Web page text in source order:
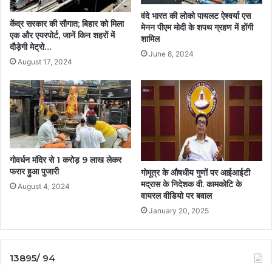
केंद्र सरकार की सौगात; बिहार को मिला
एक और एयरपोर्ट, जानें किन शहरों में
दौड़ेगी मेट्रो…
August 17, 2024
वंदे भारत की लोको पायलट ऐश्वर्या एस
मेनन पीएम मोदी के शपथ ग्रहण में होंगी
शामिल
June 8, 2024
गोवर्धन मंदिर से 1 करोड़ 9 लाख लेकर
फरार हुआ पुजारी
August 4, 2024
गोमूत्र के औषधीय गुणों पर आईआईटी
मद्रास के निदेशक वी. कामकोटि के
वायरल वीडियो पर बवाल
January 20, 2025
13895/ 94